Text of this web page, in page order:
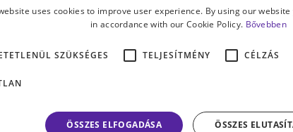
Tíz kérdés, amit soha ne
tégy fel pszichológusnak,
hallgatónak! – II. rész
uses cookies to improve user experience. By using our
in accordance with our Cookie Policy. Bővebben
SZÜKSÉGES TELJESÍTMÉNY CÉLZÁS
ÖSSZES ELFOGADÁSA ÖSSZES